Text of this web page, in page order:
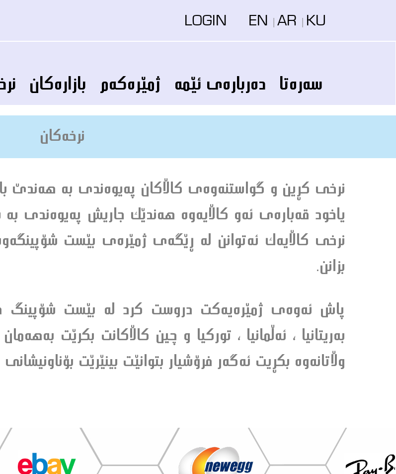
LOGIN EN | AR | KU
سه‌ره‌تا ده‌رباره‌ى ئێمه‌ ژمێره‌كه‌م بازاره‌كان
نرخه‌كان
نرخى كڕين و گواستنه‌وه‌ى كاڵاكان په‌يوه‌ندى به‌ هه‌ندێ
ياخود قه‌باره‌ى ئه‌و كاڵايه‌وه‌ هه‌ندێك جاريش په‌يوه‌ندى‌ به‌
نرخى كاڵايه‌ك ئه‌توانن له‌ ڕێگه‌ى ژمێره‌ى بێست
بزانن.
پاش ئه‌وه‌ى ژمێره‌يه‌كت دروست كرد له‌ بێست شۆپينگ
به‌ريتانيا ، ئه‌ڵمانيا ، توركيا و چين كاڵاكانت بكرێت
وڵاتانه‌وه‌ بكڕيت ئه‌گه‌ر فرۆشيار بتوانێت بينێرێت